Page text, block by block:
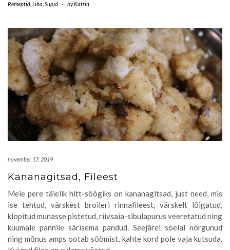
Retseptid Liha Supid - byKatrin
november 17, 2019
Kananagitsad, Fileest
Meie pere täielik hitt-söögiks on kananagitsad, just need, mis
ise tehtud, värskest broileri rinnafileest, värskelt lõigatud,
klopitud munasse pistetud, riivsaia-sibulapurus veeretatud ning
kuumale pannile särisema pandud. Seejärel sõelal nõrgunud
ning mõnus amps ootab söömist, kahte kord pole vaja kutsuda.